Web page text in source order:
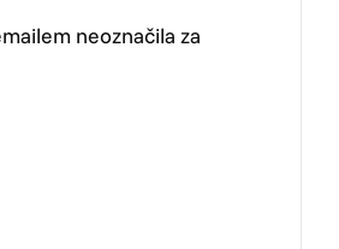
neoznačila za